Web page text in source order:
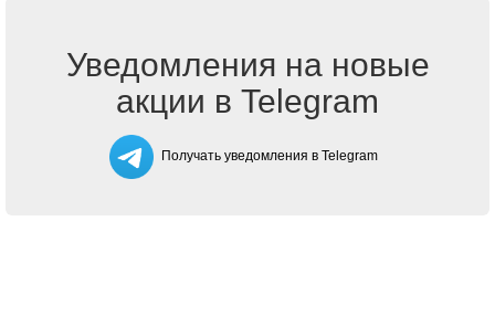
Уведомления на новые
акции в Telegram
Получать уведомления в Telegram